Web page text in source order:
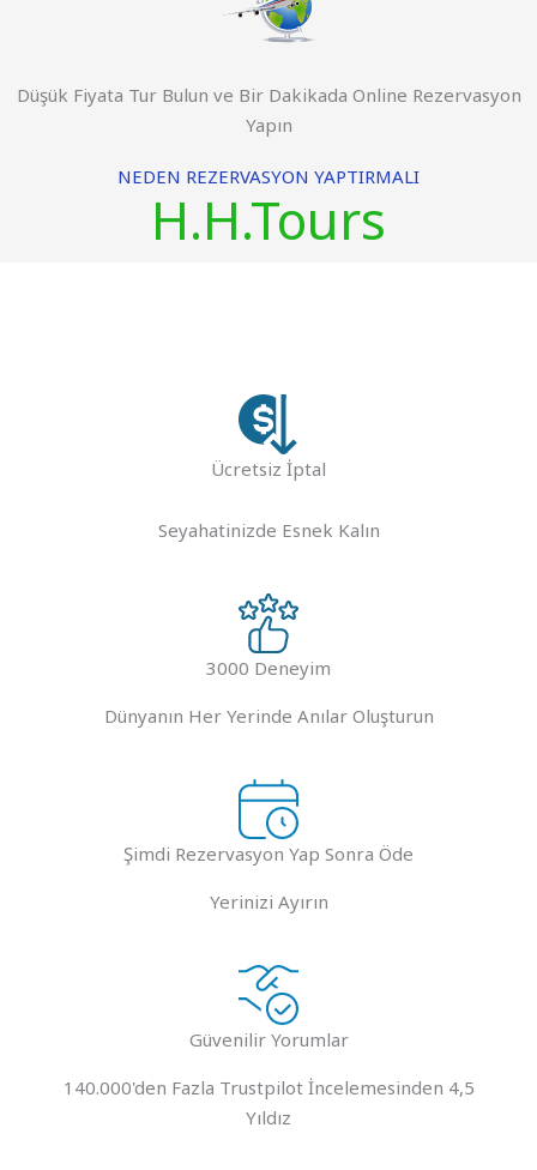
Düşük Fiyata Tur Bulun ve Bir Dakikada Online Rezervasyon
Yapın
NEDEN REZERVASYON YAPTIRMALI
H.H.Tours
Ücretsiz İptal
Seyahatinizde Esnek Kalın
3000 Deneyim
Dünyanın Her Yerinde Anılar Oluşturun
Şimdi Rezervasyon Yap Sonra Öde
Yerinizi Ayırın
Güvenilir Yorumlar
140.000'den Fazla Trustpilot İncelemesinden 4,5
Yıldız